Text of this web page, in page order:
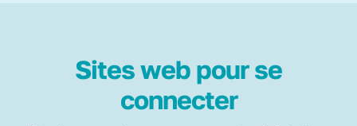
Sites web pour se
connecter